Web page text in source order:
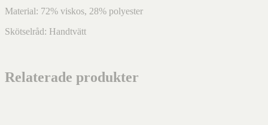
Material: 72% viskos, 28% polyester
Skötselråd: Handtvätt
Relaterade produkter